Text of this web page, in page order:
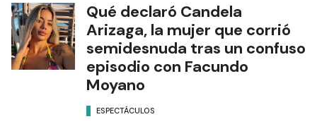
Qué declaró Candela
Arizaga, la mujer que corrió
semidesnuda tras un confuso
episodio con Facundo
Moyano
ESPECTÁCULOS